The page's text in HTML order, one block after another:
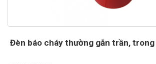
Đèn báo cháy thường gắn trần, trong